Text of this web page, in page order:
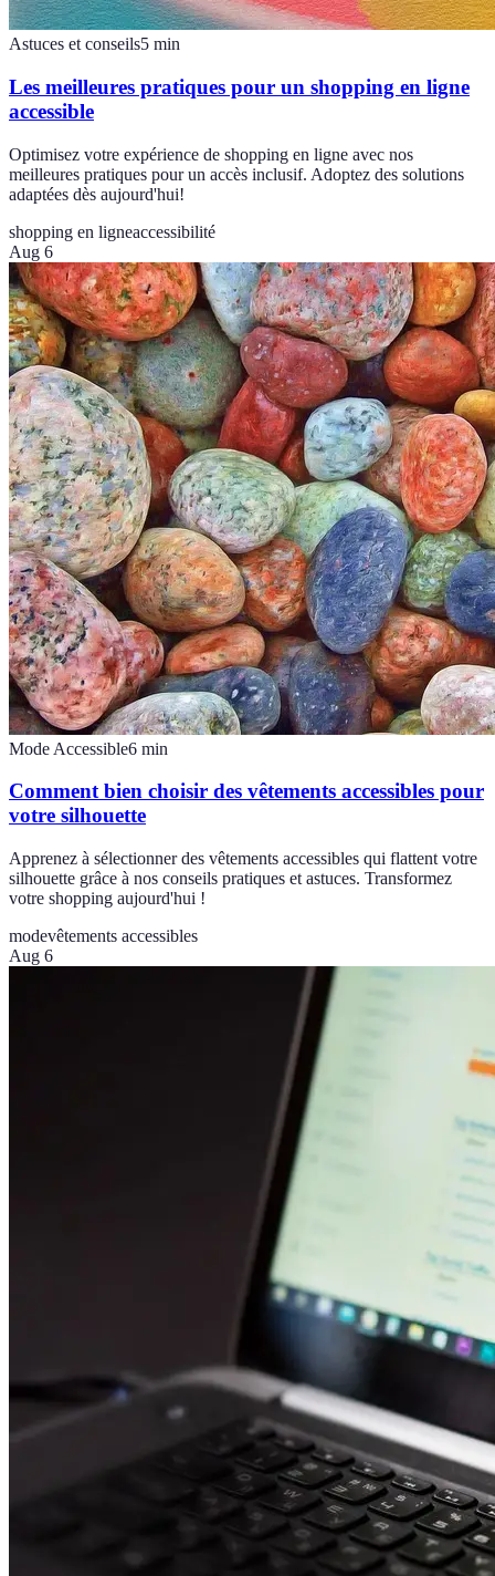
Astuces et conseils5 min
Les meilleures pratiques pour un shopping en ligne
accessible
Optimisez votre expérience de shopping en ligne avec nos
meilleures pratiques pour un accès inclusif. Adoptez des solutions
adaptées dès aujourd'hui!
shopping en ligneaccessibilité
Aug 6
Mode Accessible6 min
Comment bien choisir des vêtements accessibles pour
votre silhouette
Apprenez à sélectionner des vêtements accessibles qui flattent votre
silhouette grâce à nos conseils pratiques et astuces. Transformez
votre shopping aujourd'hui !
modevêtements accessibles
Aug 6